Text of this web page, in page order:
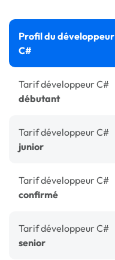
Profil du développeur
C#
Tarif développeur C#
débutant
Tarif développeur C#
junior
Tarif développeur C#
confirmé
Tarif développeur C#
senior